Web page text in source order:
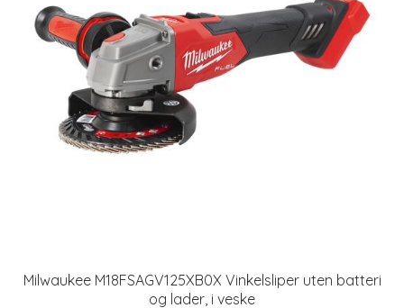
Milwaukee M18FSAGV125XB0X Vinkelsliper uten batteri
og lader, i veske